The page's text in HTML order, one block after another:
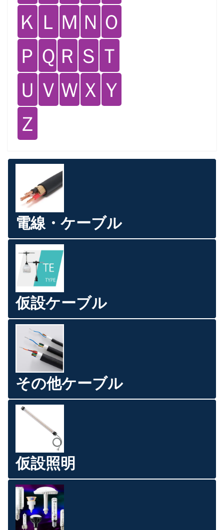
Ｋ Ｌ Ｍ Ｎ Ｏ
Ｐ Ｑ Ｒ Ｓ Ｔ
Ｕ Ｖ Ｗ Ｘ Ｙ
Ｚ
電線・ケーブル
仮設ケーブル
その他ケーブル
仮設照明